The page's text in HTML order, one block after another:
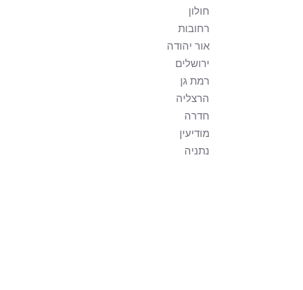
חולון
רחובות
אור יהודה
ירושלים
רמת גן
הרצליה
חדרה
מודיעין
נתניה